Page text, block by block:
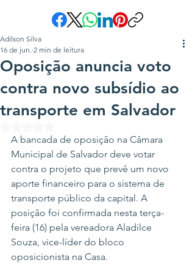
Oposição anuncia voto
contra novo subsídio ao
transporte em Salvador
Adilson Silva
16 de jun. 2 min de leitura
A bancada de oposição na Câmara
Municipal de Salvador deve votar
contra o projeto que prevê um novo
aporte financeiro para o sistema de
transporte público da capital. A
posição foi confirmada nesta terça-
feira (16) pela vereadora Aladilce
Souza, vice-líder do bloco
oposicionista na Casa.